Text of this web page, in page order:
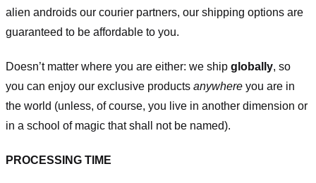
alien androids our courier partners, our shipping options are
guaranteed to be affordable to you.
Doesn’t matter where you are either: we ship globally, so
you can enjoy our exclusive products anywhere you are in
the world (unless, of course, you live in another dimension or
in a school of magic that shall not be named).
PROCESSING TIME